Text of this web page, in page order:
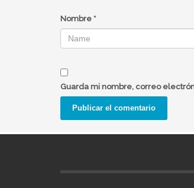
Nombre *
Guarda mi nombre, correo